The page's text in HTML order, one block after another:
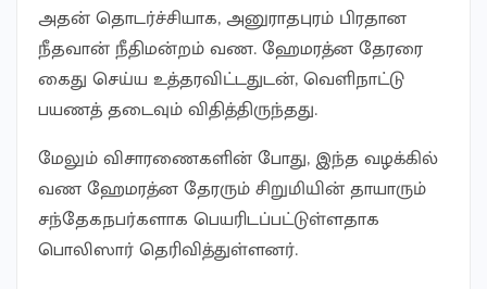
அதன் தொடர்ச்சியாக, அனுராதபுரம் பிரதான
நீதவான் நீதிமன்றம் வண. ஹேமரத்ன தேரரை
கைது செய்ய உத்தரவிட்டதுடன், வெளிநாட்டு
பயணத் தடைவும் விதித்திருந்தது.
மேலும் விசாரணைகளின் போது, இந்த வழக்கில்
வண ஹேமரத்ன தேரரும் சிறுமியின் தாயாரும்
சந்தேகநபர்களாக பெயரிடப்பட்டுள்ளதாக
பொலிஸார் தெரிவித்துள்ளனர்.